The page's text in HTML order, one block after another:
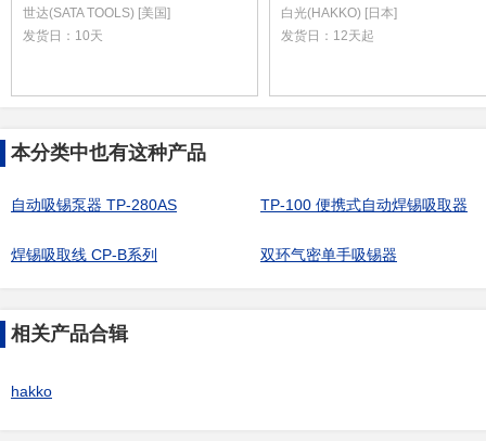
世达(SATA TOOLS) [美国]
发货日： 10天
白光(HAKKO) [日本]
发货日： 12天起
本分类中也有这种产品
自动吸锡泵器 TP-280AS TP-100 便携式自动焊锡吸取器
焊锡吸取线 CP-B系列 双环气密单手吸锡器
相关产品合辑
hakko